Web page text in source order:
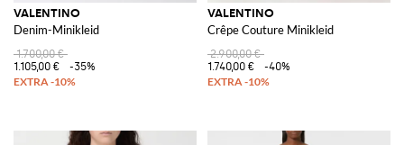
VALENTINO
Denim-Minikleid
1.700,00 €
1.105,00 €
-35%
VALENTINO
Crêpe Couture Minikleid
2.900,00 €
1.740,00 €
-40%